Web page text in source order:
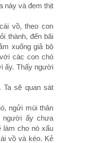
này và đem thịt
vồ, theo con
thành, đến bãi
xuống giả bộ
các con chó
ấy. Thấy người
Ta sẽ quan sát
ngửi mùi thân
người ấy chưa
làm cho nó xấu
vồ và kéo. Kẻ